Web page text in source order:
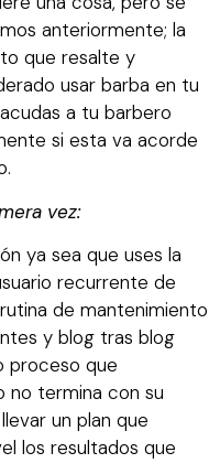
anteriormente; la
que resalte y
usar barba en tu
a tu barbero
si esta va acorde
vez:
ya sea que uses la
recurrente de
de mantenimiento
y blog tras blog
proceso que
no termina con su
un plan que
los resultados que